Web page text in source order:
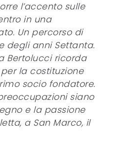
l’accento sulle
in una
Un percorso di
degli anni Settanta.
Bertolucci ricorda
la costituzione
socio fondatore.
siano
e la passione
a San Marco, il